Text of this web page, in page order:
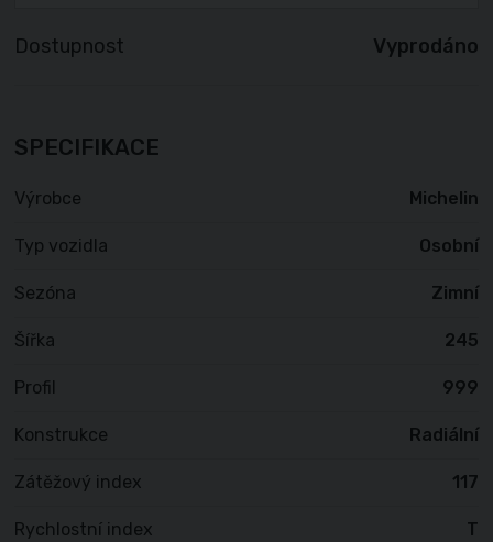
Dostupnost Vyprodáno
SPECIFIKACE
Výrobce Michelin
Typ vozidla Osobní
Sezóna Zimní
Šířka 245
Profil 999
Konstrukce Radiální
Zátěžový index 117
Rychlostní index T